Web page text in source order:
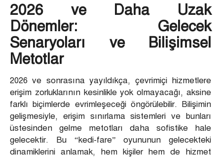
2026 ve Daha Uzak
Dönemler: Gelecek
Senaryoları ve Bilişimsel
Metotlar
2026 ve sonrasına yayıldıkça, çevrimiçi hizmetlere
erişim zorluklarının kesinlikle yok olmayacağı, aksine
farklı biçimlerde evrimleşeceği öngörülebilir. Bilişimin
gelişmesiyle, erişim sınırlama sistemleri ve bunları
üstesinden gelme metotları daha sofistike hale
gelecektir. Bu “kedi-fare” oyununun gelecekteki
dinamiklerini anlamak, hem kişiler hem de hizmet